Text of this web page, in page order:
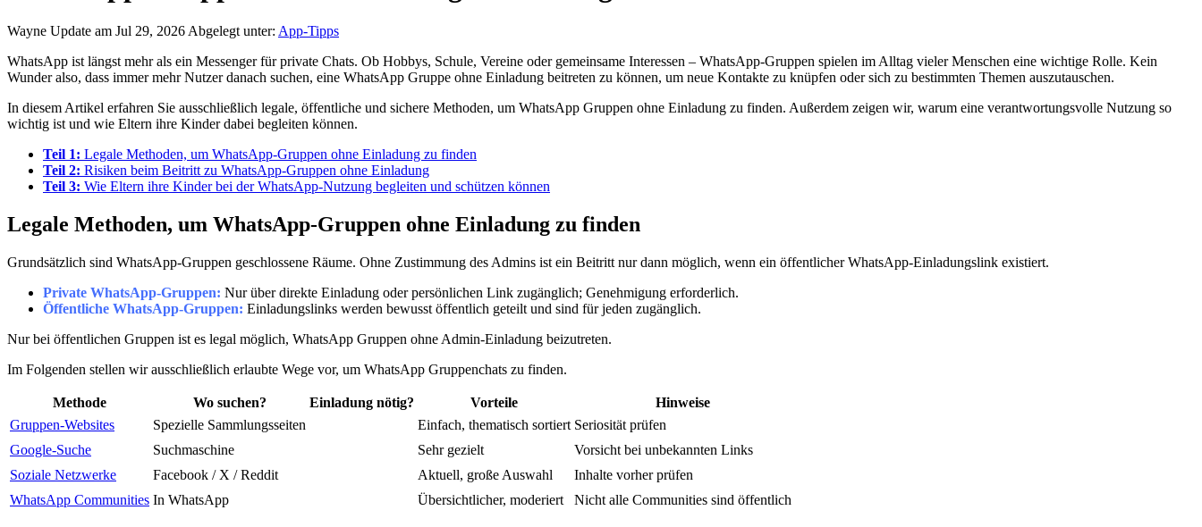
Wayne Update am Jul 29, 2026 Abgelegt unter: App-Tipps
WhatsApp ist längst mehr als ein Messenger für private Chats. Ob Hobbys, Schule, Vereine oder gemeinsame Interessen – WhatsApp-Gruppen spielen im Alltag vieler Menschen eine wichtige Rolle. Kein
Wunder also, dass immer mehr Nutzer danach suchen, eine WhatsApp Gruppe ohne Einladung beitreten zu können, um neue Kontakte zu knüpfen oder sich zu bestimmten Themen auszutauschen.
In diesem Artikel erfahren Sie ausschließlich legale, öffentliche und sichere Methoden, um WhatsApp Gruppen ohne Einladung zu finden. Außerdem zeigen wir, warum eine verantwortungsvolle Nutzung so
wichtig ist und wie Eltern ihre Kinder dabei begleiten können.
Teil 1: Legale Methoden, um WhatsApp-Gruppen ohne Einladung zu finden
Teil 2: Risiken beim Beitritt zu WhatsApp-Gruppen ohne Einladung
Teil 3: Wie Eltern ihre Kinder bei der WhatsApp-Nutzung begleiten und schützen können
Legale Methoden, um WhatsApp-Gruppen ohne Einladung zu finden
Grundsätzlich sind WhatsApp-Gruppen geschlossene Räume. Ohne Zustimmung des Admins ist ein Beitritt nur dann möglich, wenn ein öffentlicher WhatsApp-Einladungslink existiert.
Private WhatsApp-Gruppen: Nur über direkte Einladung oder persönlichen Link zugänglich; Genehmigung erforderlich.
Öffentliche WhatsApp-Gruppen: Einladungslinks werden bewusst öffentlich geteilt und sind für jeden zugänglich.
Nur bei öffentlichen Gruppen ist es legal möglich, WhatsApp Gruppen ohne Admin-Einladung beizutreten.
Im Folgenden stellen wir ausschließlich erlaubte Wege vor, um WhatsApp Gruppenchats zu finden.
Methode Wo suchen? Einladung nötig? Vorteile
Hinweise
Gruppen-Websites
Spezielle Sammlungsseiten Einfach, thematisch sortiert Seriosität prüfen
Google-Suche
Suchmaschine Sehr gezielt
Vorsicht bei unbekannten Links
Soziale Netzwerke
Facebook / X / Reddit Aktuell, große Auswahl
Inhalte vorher prüfen
WhatsApp Communities In WhatsApp Übersichtlicher, moderiert Nicht alle Communities sind öffentlich